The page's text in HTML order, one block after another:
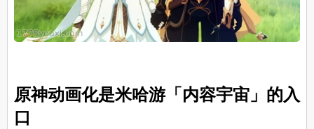
原神动画化是米哈游「内容宇宙」的入
口